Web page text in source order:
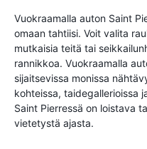
Vuokraamalla auton Saint
omaan tahtiisi. Voit valita
mutkaisia ​​teitä tai
rannikkoa. Vuokraamalla
sijaitsevissa monissa
kohteissa, taidegallerioissa
Saint Pierressä on loistava
vietetystä ajasta.